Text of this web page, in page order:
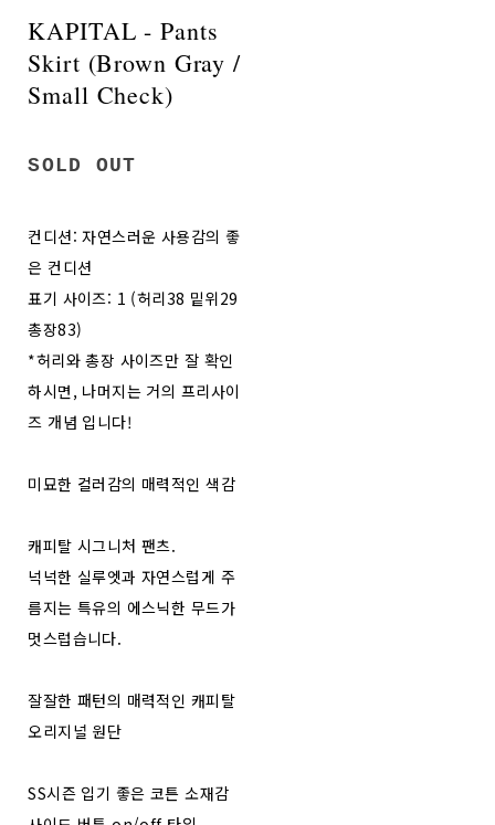
KAPITAL - Pants
Skirt (Brown Gray /
Small Check)
SOLD OUT
컨디션: 자연스러운 사용감의 좋
은 컨디션
표기 사이즈: 1 (허리38 밑위29
총장83)
*허리와 총장 사이즈만 잘 확인
하시면, 나머지는 거의 프리사이
즈 개념 입니다!
미묘한 컬러감의 매력적인 색감
캐피탈 시그니처 팬츠.
넉넉한 실루엣과 자연스럽게 주
름지는 특유의 에스닉한 무드가
멋스럽습니다.
잘잘한 패턴의 매력적인 캐피탈
오리지널 원단
SS시즌 입기 좋은 코튼 소재감